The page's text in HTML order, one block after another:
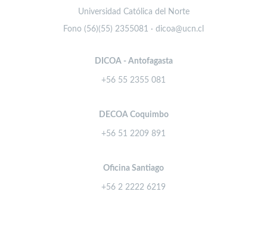
Universidad Católica del Norte
Fono (56)(55) 2355081 · dicoa@ucn.cl
DICOA - Antofagasta
+56 55 2355 081
DECOA Coquimbo
+56 51 2209 891
Oficina Santiago
+56 2 2222 6219